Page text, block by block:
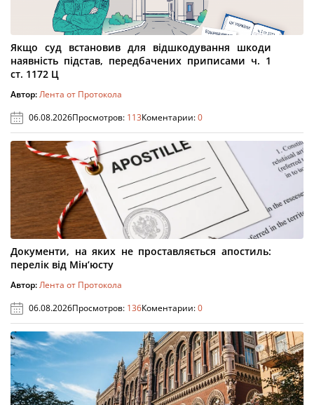
Якщо суд встановив для відшкодування шкоди
наявність підстав, передбачених приписами ч. 1
ст. 1172 Ц
Автор:Лента от Протокола
06.08.2026Просмотров: 113Коментарии:0
Документи, на яких не проставляється апостиль:
перелік від Мін’юсту
Автор:Лента от Протокола
06.08.2026Просмотров: 136Коментарии:0